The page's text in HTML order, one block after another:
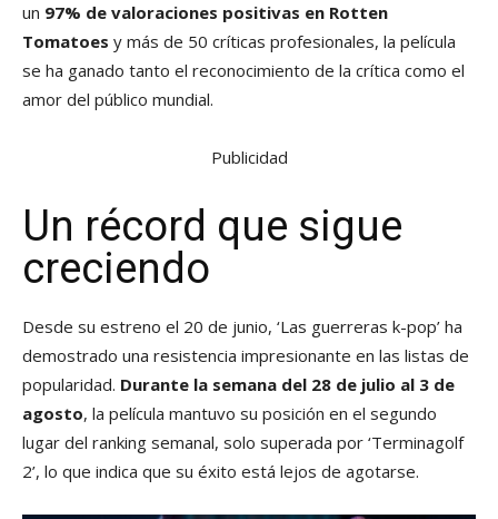
un 97% de valoraciones positivas en Rotten
Tomatoes y más de 50 críticas profesionales, la película
se ha ganado tanto el reconocimiento de la crítica como el
amor del público mundial.
Publicidad
Un récord que sigue
creciendo
Desde su estreno el 20 de junio, ‘Las guerreras k-pop’ ha
demostrado una resistencia impresionante en las listas de
popularidad. Durante la semana del 28 de julio al 3 de
agosto, la película mantuvo su posición en el segundo
lugar del ranking semanal, solo superada por ‘Terminagolf
2’, lo que indica que su éxito está lejos de agotarse.